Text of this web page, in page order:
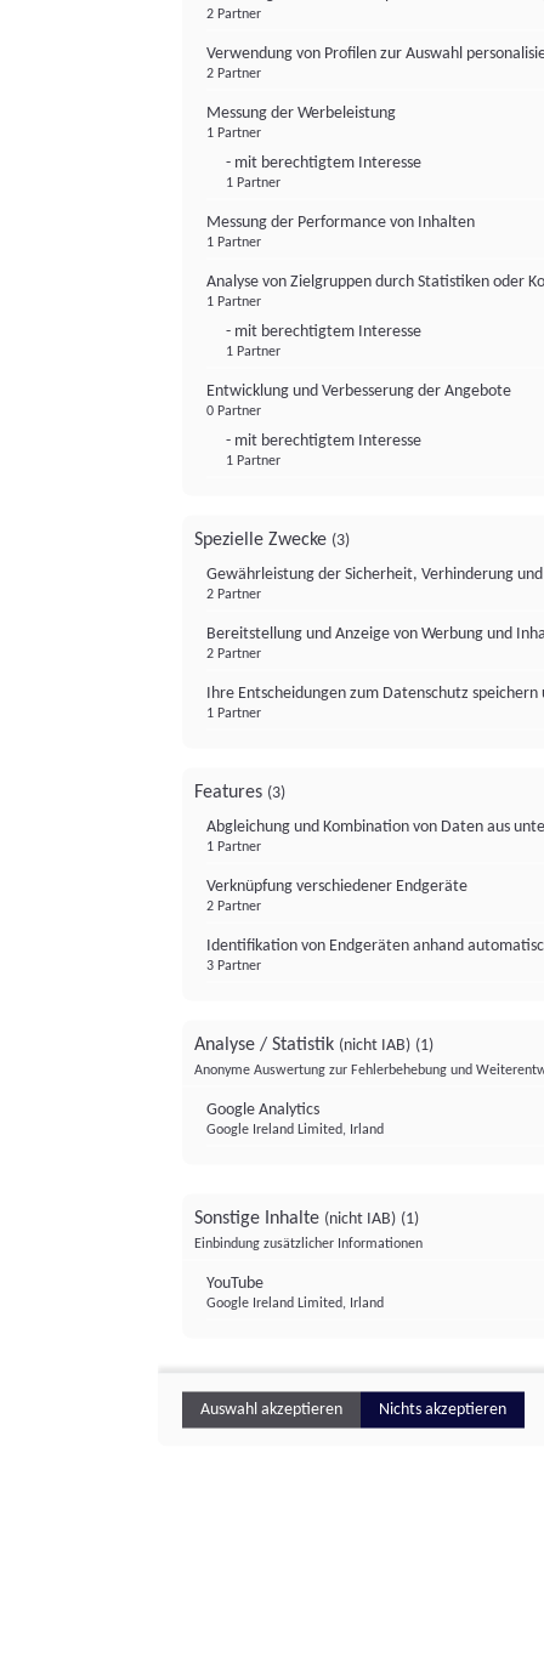
2 Partner
Verwendung von Profilen zur Auswahl
2 Partner
Messung der Werbeleistung
1 Partner
- mit berechtigtem Interesse
1 Partner
Messung der Performance von Inhalten
1 Partner
Analyse von Zielgruppen durch Statistiken oder
1 Partner
- mit berechtigtem Interesse
1 Partner
Entwicklung und Verbesserung der Angebote
0 Partner
- mit berechtigtem Interesse
1 Partner
Spezielle Zwecke (3)
Gewährleistung der Sicherheit, Verhinderung
2 Partner
Bereitstellung und Anzeige von Werbung und
2 Partner
Ihre Entscheidungen zum Datenschutz
1 Partner
Features (3)
Abgleichung und Kombination von Daten aus
1 Partner
Verknüpfung verschiedener Endgeräte
2 Partner
Identifikation von Endgeräten anhand
3 Partner
Analyse / Statistik (nicht IAB) (1)
Anonyme Auswertung zur Fehlerbehebung und
Google Analytics
Google Ireland Limited, Irland
Sonstige Inhalte (nicht IAB) (1)
Einbindung zusätzlicher Informationen
YouTube
Google Ireland Limited, Irland
Auswahl akzeptieren Nichts akzeptieren